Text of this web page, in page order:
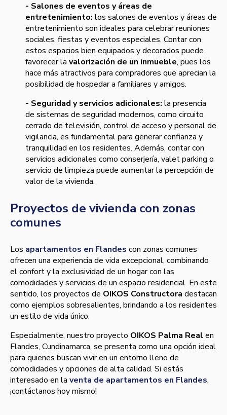
- Salones de eventos y áreas de
entretenimiento: los salones de eventos y áreas de
entretenimiento son ideales para celebrar reuniones
sociales, fiestas y eventos especiales. Contar con
estos espacios bien equipados y decorados puede
favorecer la valorización de un inmueble, pues los
hace más atractivos para compradores que aprecian la
posibilidad de hospedar a familiares y amigos.
- Seguridad y servicios adicionales: la presencia
de sistemas de seguridad modernos, como circuito
cerrado de televisión, control de acceso y personal de
vigilancia, es fundamental para generar confianza y
tranquilidad en los residentes. Además, contar con
servicios adicionales como conserjería, valet parking o
servicio de limpieza puede aumentar la percepción de
valor de la vivienda.
Proyectos de vivienda con zonas
comunes
Los apartamentos en Flandes con zonas comunes
ofrecen una experiencia de vida excepcional, combinando
el confort y la exclusividad de un hogar con las
comodidades y servicios de un espacio residencial. En este
sentido, los proyectos de OIKOS Constructora destacan
como ejemplos sobresalientes, brindando a los residentes
un estilo de vida único.
Especialmente, nuestro proyecto OIKOS Palma Real en
Flandes, Cundinamarca, se presenta como una opción ideal
para quienes buscan vivir en un entorno lleno de
comodidades y opciones de alta calidad. Si estás
interesado en la venta de apartamentos en Flandes,
¡contáctanos hoy mismo!